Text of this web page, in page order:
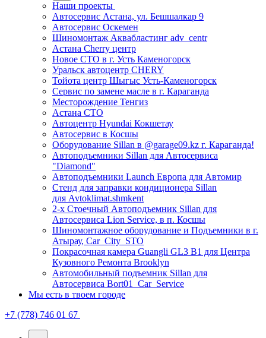
Наши проекты
Автосервис Астана, ул. Бешшалкар 9
Автосервис Оскемен
Шиномонтаж Аквабластинг adv_centr
Астана Cherry центр
Новое СТО в г. Усть Каменогорск
Уральск автоцентр CHERY
Тойота центр Шыгыс Усть-Каменогорск
Сервис по замене масле в г. Караганда
Месторождение Тенгиз
Астана СТО
Автоцентр Hyundai Кокшетау
Автосервис в Косшы
Оборудование Sillan в @garage09.kz г. Караганда!
Автоподъемники Sillan для Автосервиса
"Diamond"
Автоподъемники Launch Европа для Автомир
Стенд для заправки кондиционера Sillan
для Avtoklimat.shmkent
2-х Стоечный Автоподъемник Sillan для
Автосервиса Lion Service, в п. Косшы
Шиномонтажное оборудование и Подъемники в г.
Атырау, Car_City_STO
Покрасочная камера Guangli GL3 B1 для Центра
Кузовного Ремонта Brooklyn
Автомобильный подъемник Sillan для
Автосервиса Bort01_Car_Service
Мы есть в твоем городе
+7 (778) 746 01 67